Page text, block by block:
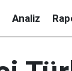
Analiz